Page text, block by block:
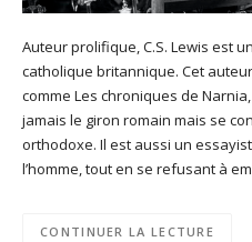
Auteur prolifique, C.S. Lewis est
catholique britannique. Cet
comme Les chroniques de
jamais le giron romain mais se
orthodoxe. Il est aussi un
l’homme, tout en se refusant à
CONTINUER LA LECTURE